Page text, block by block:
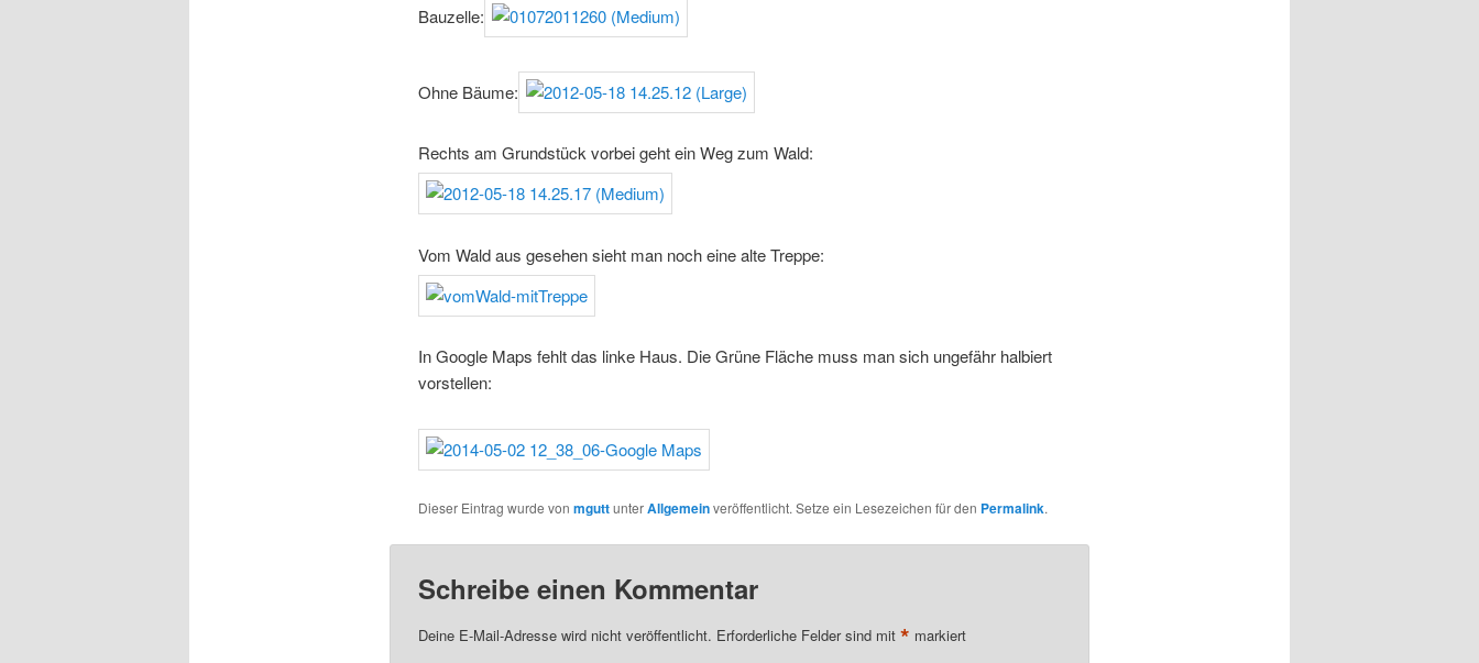
Bauzelle:
Ohne Bäume:
Rechts am Grundstück vorbei geht ein Weg zum Wald:
Vom Wald aus gesehen sieht man noch eine alte Treppe:
In Google Maps fehlt das linke Haus. Die Grüne Fläche muss man sich ungefähr halbiert
vorstellen:
Dieser Eintrag wurde von mguttunterAllgemeinveröffentlicht. Setze ein Lesezeichen für den Permalink.
Schreibe einen Kommentar
Deine E-Mail-Adresse wird nicht veröffentlicht. Erforderliche Felder sind mit * markiert